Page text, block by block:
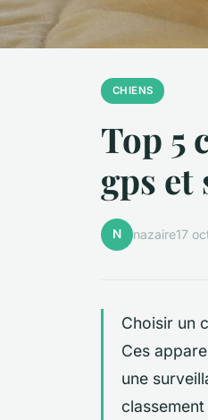
CHIENS
Top 5
gps et
N nazaire17
Choisir un
Ces
une